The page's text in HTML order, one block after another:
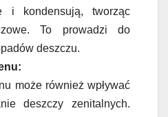
i kondensują, tworząc
To prowadzi do
deszczu.
może również wpływać
deszczy zenitalnych.